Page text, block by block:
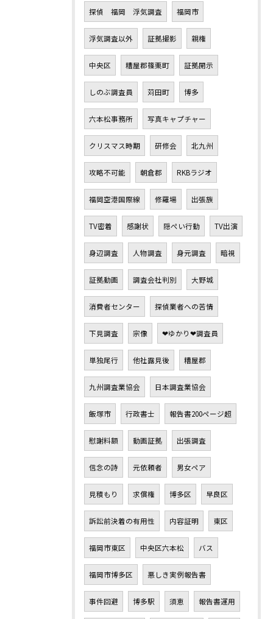
探偵 福岡 浮気調査 福岡市
浮気調査以外 証拠撮影 親権
中央区 糟屋郡篠栗町 証拠開示
しのぶ調査員 苅田町 博多
六本松事務所 写真キャプチャー
クリスマス時期 研修会 北九州
攻略不可能 朝倉郡 RKBラジオ
福岡空港国際線 修羅場 出張族
TV密着 感謝状 隠ぺい行動 TV出演
身辺調査 人物調査 身元調査 暗視
証拠動画 調査会社判別 大野城
消費者センター 探偵業者への苦情
下見調査 宗像 ❤ゆかり❤調査員
単独尾行 他社露見後 糟屋郡
九州調査業協会 日本調査業協会
飯塚市 行政書士 報告書200ページ超
慰謝料額 動画証拠 出張調査
信念の詩 元依頼者 男女ペア
見積もり 求償権 博多区 早良区
訴訟前決着の有用性 内容証明 東区
福岡市東区 中央区六本松 バス
福岡市博多区 悪しき実例報告書
事件回避 博多駅 須恵 報告書運用